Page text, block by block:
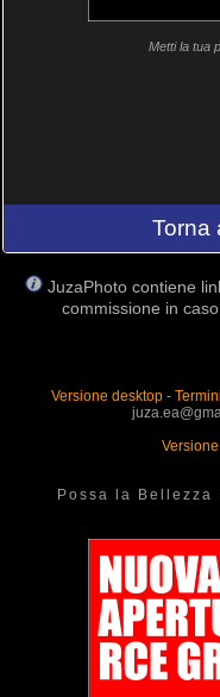
Metti la tua
Torna
JuzaPhoto contiene
commissione in
Versione desktop-
Possa la Bellezza